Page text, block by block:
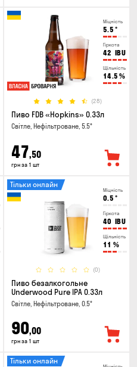
Міцність
5.5 °
Гіркота
42 IBU
Щільність
14.5 %
(28)
Пиво FDB «Hopkins» 0.33л
Світле, Нефільтроване, 5.5°
47,50
грн за 1 шт
Міцність
0.5 °
Гіркота
40 IBU
Щільність
11 %
(0)
Тільки онлайн
Пиво безалкогольне
Underwood Pure IPA 0.33л
Світле, Нефільтроване, 0.5°
90,00
грн за 1 шт
Тільки онлайн